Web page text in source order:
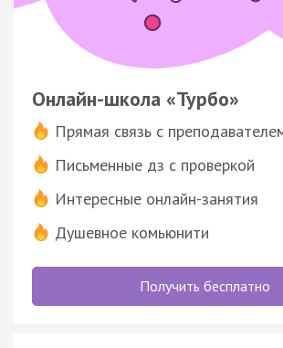
Онлайн-школа «Турбо»
Прямая связь с
Письменные дз с проверкой
Интересные онлайн-занятия
Душевное комьюнити
Получить бесплатно